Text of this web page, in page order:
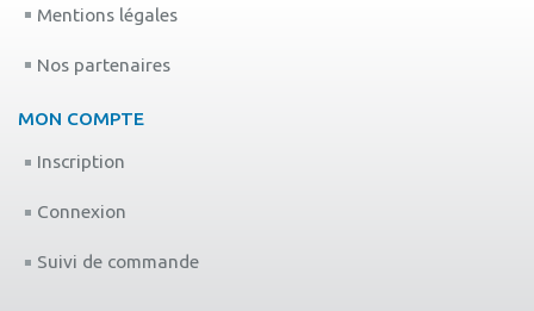
Mentions légales
Nos partenaires
MON COMPTE
Inscription
Connexion
Suivi de commande